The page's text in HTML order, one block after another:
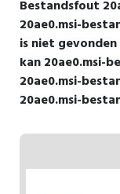
Bestandsfout
20ae0.msi-
is niet gevonden
kan 20ae0.msi-
20ae0.msi-
20ae0.msi-